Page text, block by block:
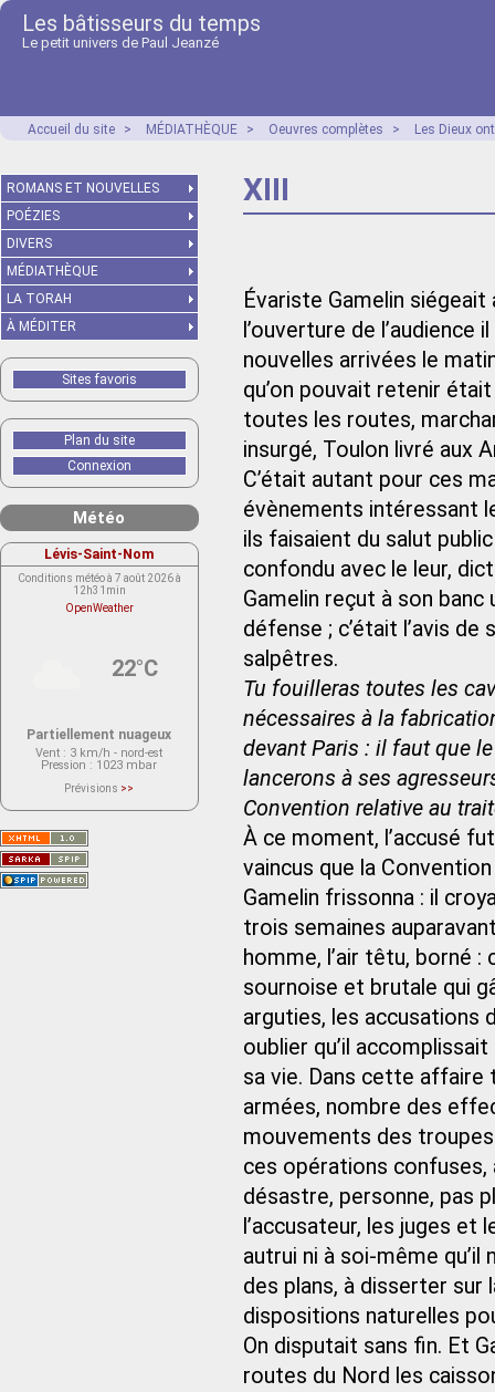
Les bâtisseurs du temps
Le petit univers de Paul Jeanzé
Accueil du site > MÉDIATHÈQUE > Oeuvres complètes > Les Dieux
XIII
Évariste Gamelin
l’ouverture de l’audience
nouvelles arrivées le
qu’on pouvait retenir
toutes les routes,
insurgé, Toulon livré aux
C’était autant pour ces
évènements intéressant
ils faisaient du salut
confondu avec le leur,
Gamelin reçut à son
défense ; c’était l’avis
salpêtres.
Tu fouilleras toutes les
nécessaires à la
devant Paris : il faut que
lancerons à ses
Convention relative au
À ce moment, l’accusé
vaincus que la
Gamelin frissonna : il
trois semaines
homme, l’air têtu, borné
sournoise et brutale qui
arguties, les accusations
oublier qu’il
sa vie. Dans cette
armées, nombre des
mouvements des
ces opérations confuses,
désastre, personne, pas
l’accusateur, les juges et
autrui ni à soi-même
des plans, à disserter sur
dispositions naturelles
On disputait sans fin. Et
routes du Nord les
ROMANS ET NOUVELLES
POÉZIES
DIVERS
MÉDIATHÈQUE
LA TORAH
À MÉDITER
Sites favoris
Plan du site
Connexion
Météo
Lévis-Saint-Nom
Conditions météo à 7 août 2026 à
12h31min
OpenWeather
22°C
Partiellement nuageux
Vent : 3 km/h - nord-est
Pression : 1023 mbar
Prévisions >>
actuellement aucune prévision
Saint-Nom.
Veuillez consulter le message du
service ci-dessous.
(401 - Invalid API key. Please see
https://openweathermap.org/faq#error401